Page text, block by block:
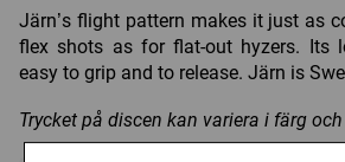
Järn’s flight pattern makes it just as
flex shots as for flat-out hyzers. Its
easy to grip and to release. Järn is
Trycket på discen kan variera i färg